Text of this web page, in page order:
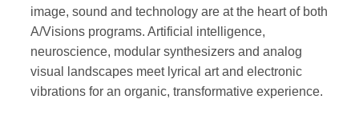
image, sound and technology are at the heart of both
A/Visions programs. Artificial intelligence,
neuroscience, modular synthesizers and analog
visual landscapes meet lyrical art and electronic
vibrations for an organic, transformative experience.